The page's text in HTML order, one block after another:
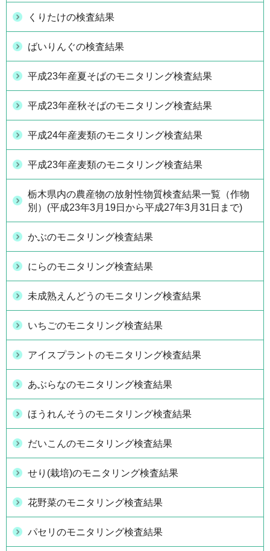
くりたけの検査結果
ばいりんぐの検査結果
平成23年産夏そばのモニタリング検査結果
平成23年産秋そばのモニタリング検査結果
平成24年産麦類のモニタリング検査結果
平成23年産麦類のモニタリング検査結果
栃木県内の農産物の放射性物質検査結果一覧（作物
別）(平成23年3月19日から平成27年3月31日まで)
かぶのモニタリング検査結果
にらのモニタリング検査結果
未成熟えんどうのモニタリング検査結果
いちごのモニタリング検査結果
アイスプラントのモニタリング検査結果
あぶらなのモニタリング検査結果
ほうれんそうのモニタリング検査結果
だいこんのモニタリング検査結果
せり(栽培)のモニタリング検査結果
花野菜のモニタリング検査結果
パセリのモニタリング検査結果